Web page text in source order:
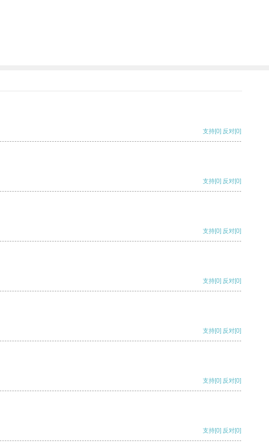
支持[0] 反对[0]
支持[0] 反对[0]
支持[0] 反对[0]
支持[0] 反对[0]
支持[0] 反对[0]
支持[0] 反对[0]
支持[0] 反对[0]